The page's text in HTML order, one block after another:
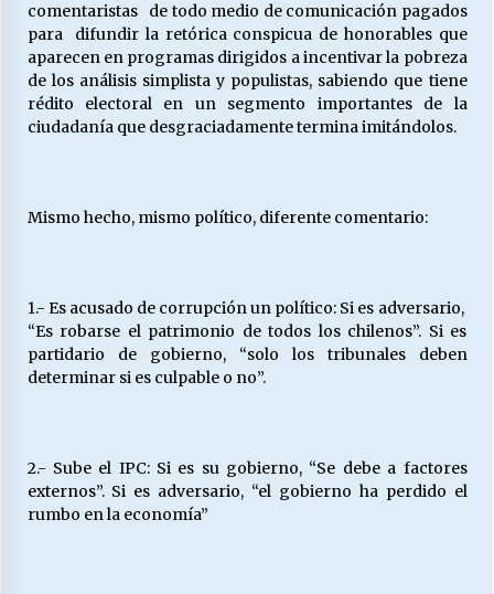
S.O.S. a los ricos, Save Our Souls (Salvar
Nuestras Almas)
30/04/2026
¿Asesores con doble sueldo?
18/04/2026
Chile y sus segmentos de la riqueza
comentaristas de todo medio de comunicación pagados
para difundir la retórica conspicua de honorables que
aparecen en programas dirigidos a incentivar la pobreza
de los análisis simplista y populistas, sabiendo que tiene
rédito electoral en un segmento importantes de la
ciudadanía que desgraciadamente termina imitándolos.
Mismo hecho, mismo político, diferente comentario:
1.- Es acusado de corrupción un político: Si es adversario,
“Es robarse el patrimonio de todos los chilenos”. Si es
partidario de gobierno, “solo los tribunales deben
determinar si es culpable o no”.
2.- Sube el IPC: Si es su gobierno, “Se debe a factores
externos”. Si es adversario, “el gobierno ha perdido el
rumbo en la economía”